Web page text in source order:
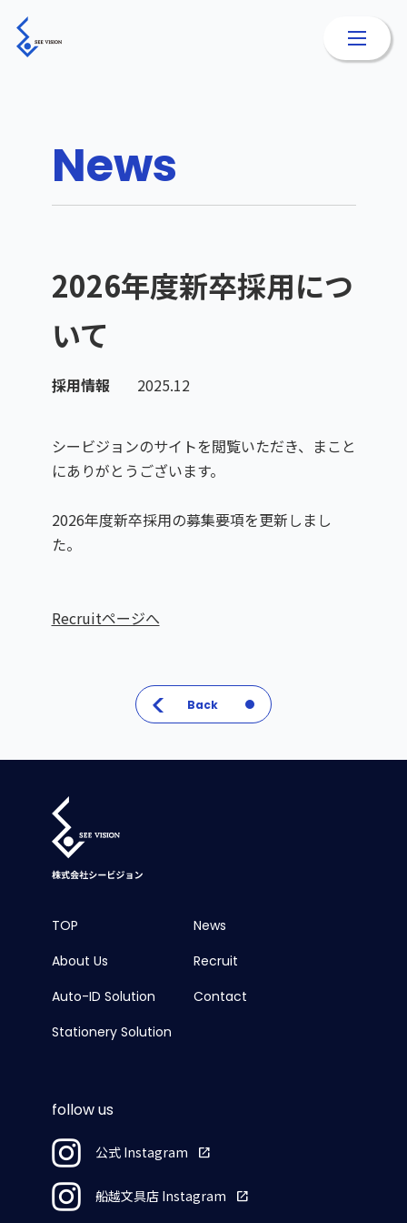
News
2026年度新卒採用につ
いて
採用情報 2025.12
シービジョンのサイトを閲覧いただき、まこと
にありがとうございます。
2026年度新卒採用の募集要項を更新しまし
た。
Recruitページへ
Back
TOP
About Us
Auto-ID Solution
Stationery Solution
News
Recruit
Contact
follow us
公式 Instagram open_in_new
船越文具店 Instagram open_in_new